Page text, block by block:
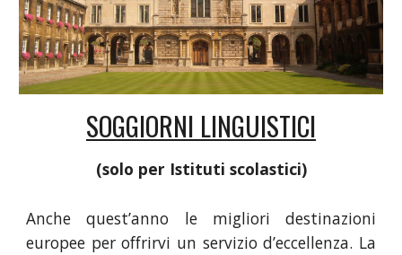
SOGGIORNI LINGUISTICI
(solo per Istituti scolastici)
Anche quest’anno le migliori destinazioni
europee per offrirvi un servizio d’eccellenza. La